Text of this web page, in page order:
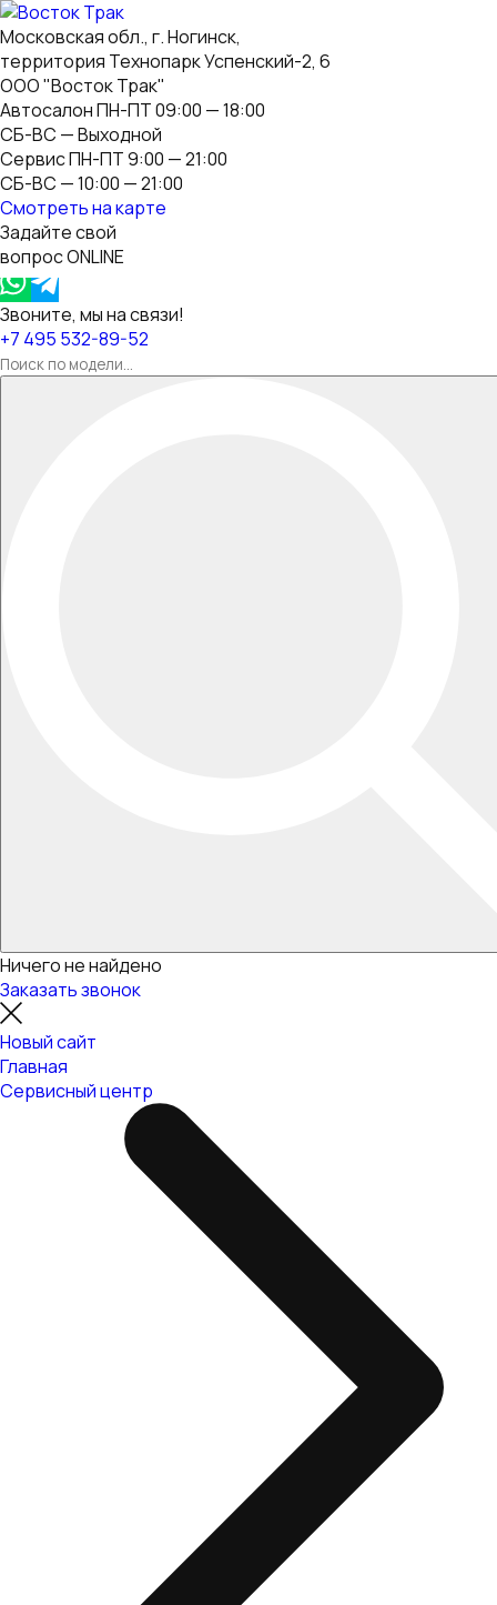
Московская обл., г. Ногинск,
территория Технопарк Успенский-2, 6
ООО "Восток Трак"
Автосалон ПН-ПТ 09:00 — 18:00
СБ-ВС — Выходной
Сервис ПН-ПТ 9:00 — 21:00
СБ-ВС — 10:00 — 21:00
Смотреть на карте
Задайте свой
вопрос ONLINE
Звоните, мы на связи!
+7 495 532-89-52
Ничего не найдено
Заказать звонок
Новый сайт
Главная
Сервисный центр